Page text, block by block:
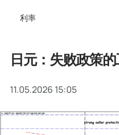
利率
日元：失败政策
11.05.2026 15:05